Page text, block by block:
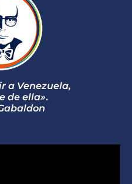
a Venezuela,
de ella».